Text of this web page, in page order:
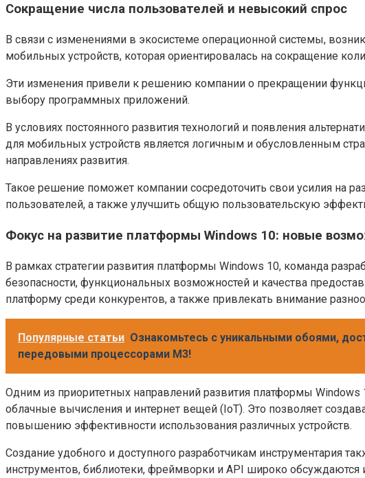
Сокращение числа пользователей и невысокий спрос
В связи с изменениями в экосистеме операционной системы,
мобильных устройств, которая ориентировалась на сокращение
Эти изменения привели к решению компании о прекращении
выбору программных приложений.
В условиях постоянного развития технологий и появления
для мобильных устройств является логичным и обусловленным
направлениях развития.
Такое решение поможет компании сосредоточить свои усилия на
пользователей, а также улучшить общую пользовательскую
Фокус на развитие платформы Windows 10: новые
В рамках стратегии развития платформы Windows 10, команда
безопасности, функциональных возможностей и качества
платформу среди конкурентов, а также привлекать внимание
Популярные статьи Ознакомьтесь с уникальными обоями,
передовыми процессорами M3!
Одним из приоритетных направлений развития платформы Windows
облачные вычисления и интернет вещей (IoT). Это позволяет
повышению эффективности использования различных устройств.
Создание удобного и доступного разработчикам инструментария
инструментов, библиотеки, фреймворки и API широко